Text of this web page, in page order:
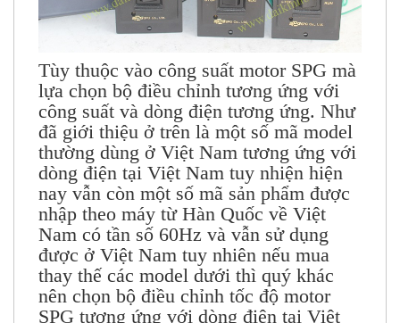
Tùy thuộc vào công suất motor SPG mà
lựa chọn bộ điều chỉnh tương ứng với
công suất và dòng điện tương ứng. Như
đã giới thiệu ở trên là một số mã model
thường dùng ở Việt Nam tương ứng với
dòng điện tại Việt Nam tuy nhiện hiện
nay vẫn còn một số mã sản phẩm được
nhập theo máy từ Hàn Quốc về Việt
Nam có tần số 60Hz và vẫn sử dụng
được ở Việt Nam tuy nhiên nếu mua
thay thế các model dưới thì quý khác
nên chọn bộ điều chỉnh tốc độ motor
SPG tương ứng với dòng điện tại Việt